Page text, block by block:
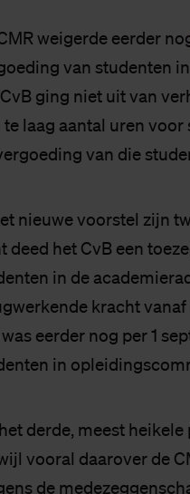
weigerde eerder
van studenten
ging niet uit van
te laag aantal uren
van die
nieuwe voorstel zijn
deed het CvB een
in de
kracht vanaf
eerder nog per 1
in
derde, meest
vooral daarover de
de